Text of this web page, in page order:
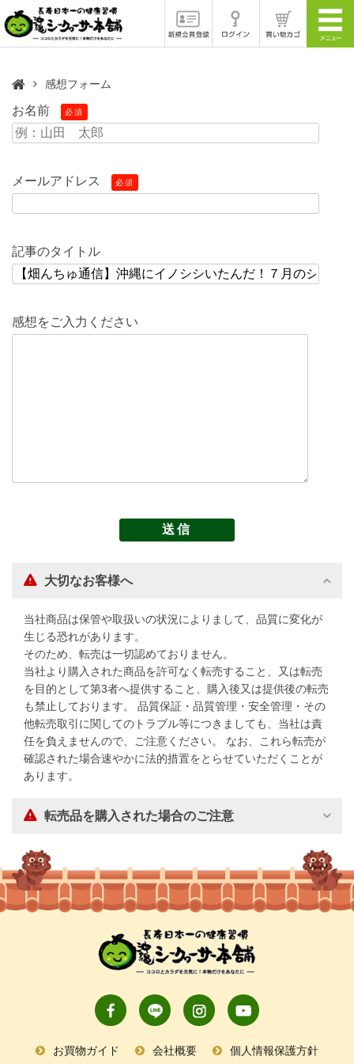
感想フォーム
お名前 必須
メールアドレス 必須
記事のタイトル
感想をご入力ください
大切なお客様へ
当社商品は保管や取扱いの状況によりまして、品質に変化が
生じる恐れがあります。
そのため、転売は一切認めておりません。
当社より購入された商品を許可なく転売すること、又は転売
を目的として第3者へ提供すること、購入後又は提供後の転売
も禁止しております。 品質保証・品質管理・安全管理・その
他転売取引に関してのトラブル等につきましても、当社は責
任を負えませんので、ご注意ください。 なお、これら転売が
確認された場合速やかに法的措置をとらせていただくことが
あります。
転売品を購入された場合のご注意
お買物ガイド 会社概要 個人情報保護方針